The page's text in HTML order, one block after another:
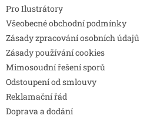
Pro Ilustrátory
Všeobecné obchodní podmínky
Zásady zpracování osobních údajů
Zásady používání cookies
Mimosoudní řešení sporů
Odstoupení od smlouvy
Reklamační řád
Doprava a dodání